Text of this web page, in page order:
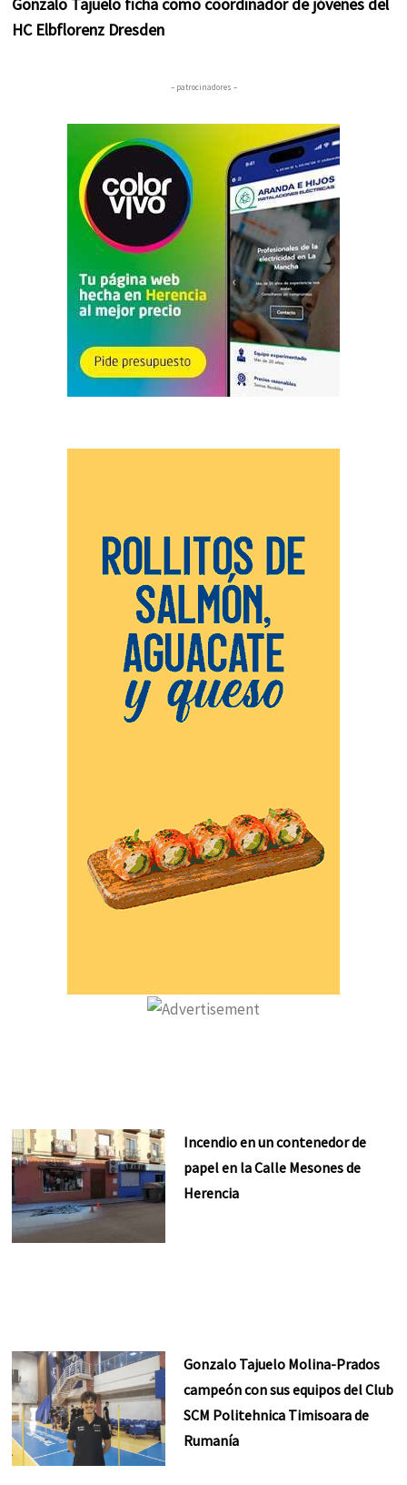
HC Elbflorenz Dresden
– patrocinadores –
Incendio en un contenedor de
papel en la Calle Mesones de
Herencia
Gonzalo Tajuelo Molina-Prados
campeón con sus equipos del Club
SCM Politehnica Timisoara de
Rumanía